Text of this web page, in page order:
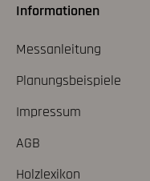
Informationen
Messanleitung
Planungsbeispiele
Impressum
AGB
Holzlexikon